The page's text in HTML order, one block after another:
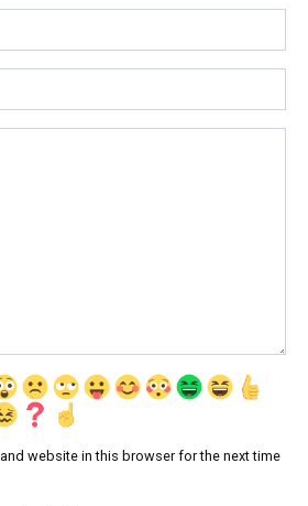
website in this browser for the next time